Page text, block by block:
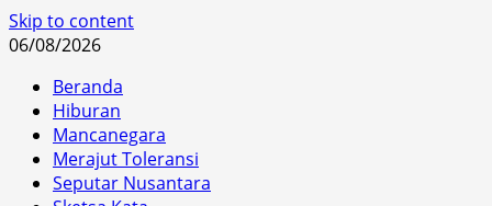
Skip to content
06/08/2026
Beranda
Hiburan
Mancanegara
Merajut Toleransi
Seputar Nusantara